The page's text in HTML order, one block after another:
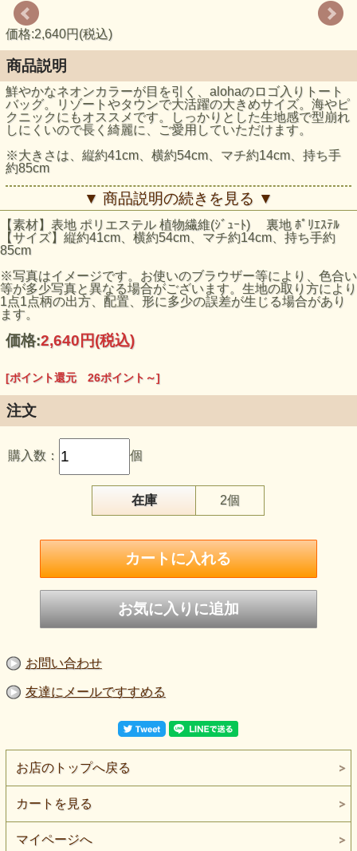
価格:2,640円(税込)
商品説明
鮮やかなネオンカラーが目を引く、alohaのロゴ入りトート
バッグ。リゾートやタウンで大活躍の大きめサイズ。海やピ
クニックにもオススメです。しっかりとした生地感で型崩れ
しにくいので長く綺麗に、ご愛用していただけます。
※大きさは、縦約41cm、横約54cm、マチ約14cm、持ち手
約85cm
▼ 商品説明の続きを見る ▼
【素材】表地 ポリエステル 植物繊維(ｼﾞｭｰﾄ) 裏地 ﾎﾟﾘｴｽﾃﾙ
【サイズ】縦約41cm、横約54cm、マチ約14cm、持ち手約
85cm
※写真はイメージです。お使いのブラウザー等により、色合い
等が多少写真と異なる場合がございます。生地の取り方により
1点1点柄の出方、配置、形に多少の誤差が生じる場合があり
ます。
価格:2,640円(税込)
[ポイント還元 26ポイント～]
注文
購入数： 個
在庫 2個
お問い合わせ
友達にメールですすめる
お店のトップへ戻る
カートを見る
マイページへ